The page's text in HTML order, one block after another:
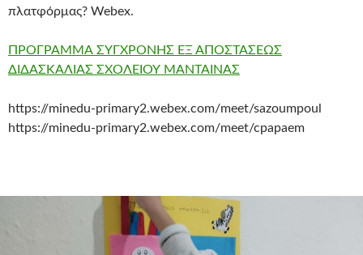
πλατφόρμας? Webex.
ΠΡΟΓΡΑΜΜΑ ΣΥΓΧΡΟΝΗΣ ΕΞ ΑΠΟΣΤΑΣΕΩΣ
ΔΙΔΑΣΚΑΛΙΑΣ ΣΧΟΛΕΙΟΥ ΜΑΝΤΑΙΝΑΣ
https://minedu-primary2.webex.com/meet/sazoumpoul
https://minedu-primary2.webex.com/meet/cpapaem